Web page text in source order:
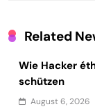
Related
Wie Hacker
schützen
August 6, 2026